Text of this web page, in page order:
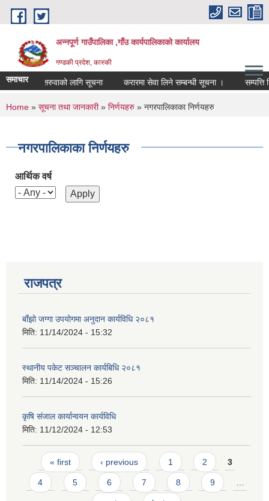
Skip to main content
अन्नपूर्ण गाउँपालिका ,गाँउ कार्यपालिकाको कार्यालय
गण्डकी प्रदेश, कास्की
समाचार
शिक्षक सरुवाको लागि सूचना करारमा सेवा लिने सम्बन्धी सूचना । सम्पत्ति
You are here
Home » सूचना तथा जानकारी» निर्णयहरु » नगरपालिकाका निर्णयहरु
नगरपालिकाका निर्णयहरु
आर्थिक वर्ष
राजपत्र
बाँझो जग्गा उपयोगमा अनुदान कार्यविधि २०८१
मिति: 11/14/2024 - 15:32
स्थानीय पकेट सञ्चालन कार्यबिधि २०८१
मिति: 11/14/2024 - 15:26
कृषि संजाल कार्यान्वयन कार्यविधि
मिति: 11/12/2024 - 12:53
Pages
« first ‹ previous 1 2 3
4 5 6 7 8 9 …